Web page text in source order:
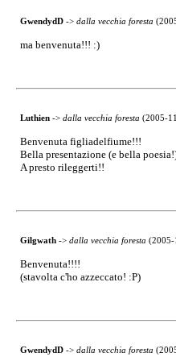
GwendydD-> dalla vecchia foresta
ma benvenuta!!! :)
Luthien-> dalla vecchia foresta (2005-
Benvenuta figliadelfiume!!!
Bella presentazione (e bella
A presto rileggerti!!
Gilgwath-> dalla vecchia foresta (2005-
Benvenuta!!!!
(stavolta c'ho azzeccato! :P)
GwendydD-> dalla vecchia foresta